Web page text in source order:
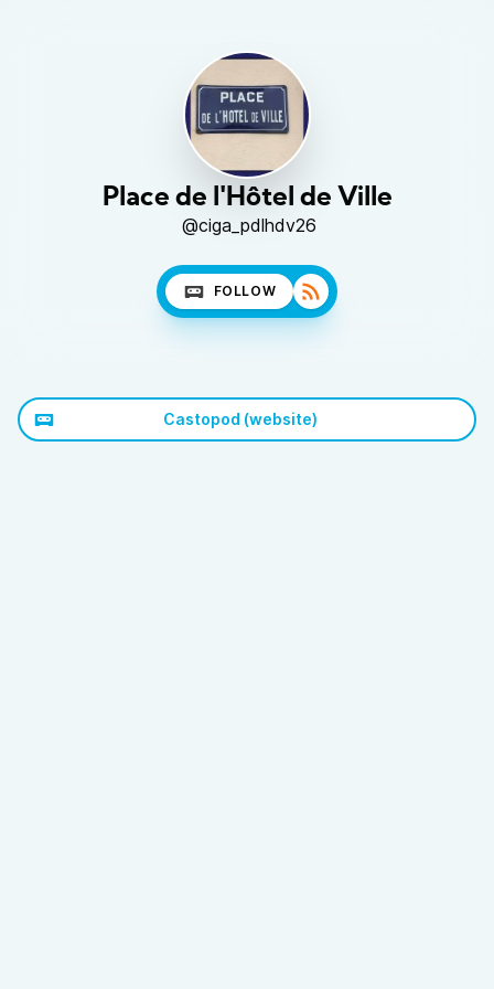
Place de l'Hôtel de Ville
@ciga_pdlhdv26
FOLLOW
Castopod (website)